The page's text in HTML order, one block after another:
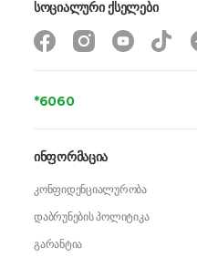
*6060
ინფორმაცია
კონფიდენციალურობა
დაბრუნების პოლიტიკა
გარანტია
სოციალური ქსელები